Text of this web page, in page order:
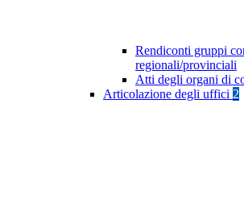
Rendiconti gruppi
regionali/provinciali
Atti degli organi di
Articolazione degli uffici 2